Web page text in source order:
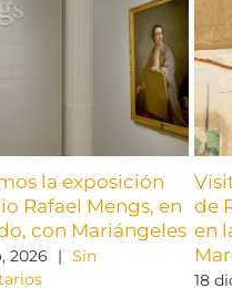
la exposición
Rafael Mengs, en
con Mariángeles
2026 | Sin
de
en
18